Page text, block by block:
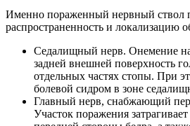
Именно пораженный нервный ствол
распространенность и локализацию
Седалищный нерв. Онемение
задней внешней поверхность
отдельных частях стопы. При
болевой сидром в зоне
Главный нерв, снабжающий
Участок поражения